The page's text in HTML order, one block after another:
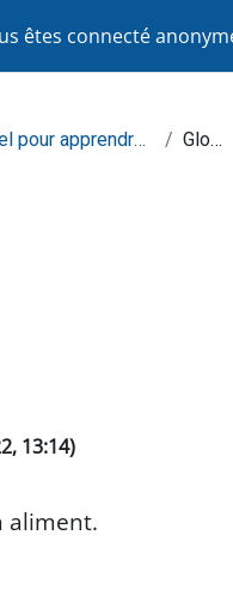
la saisie de
êtes connecté
Matériel pour apprendre de façon autonome Glossaire
13:14)
aliment.